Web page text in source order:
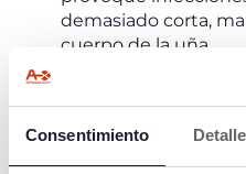
Consentimiento
demasiado corta,
cuerpo de la uña.